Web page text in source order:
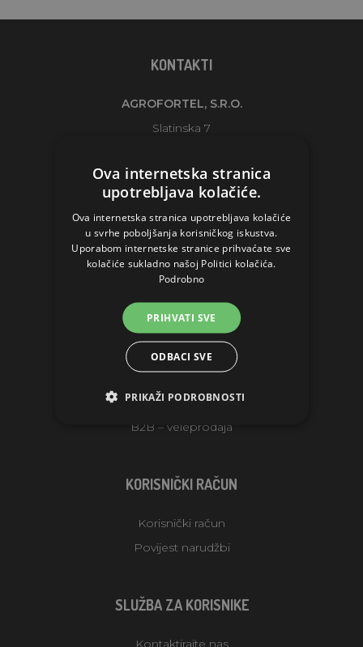
KONTAKTI
AGROFORTEL, S.R.O.
Slatinska 7
Croatia
agrofortel@agrofortel.hr
+385 1 7757 325
INFORMACIJE
O društvu
OPĆI UVJETI POSLOVANJA
B2B – veleprodaja
KORISNIČKI RAČUN
Korisnički račun
Povijest narudžbi
SLUŽBA ZA KORISNIKE
Kontaktirajte nas
Ova internetska stranica
upotrebljava kolačiće.
Ova internetska stranica upotrebljava kolačiće
u svrhe poboljšanja korisničkog iskustva.
Uporabom internetske stranice prihvaćate sve
kolačiće sukladno našoj Politici kolačića.
Podrobno
PRIHVATI SVE
ODBACI SVE
PRIKAŽI PODROBNOSTI